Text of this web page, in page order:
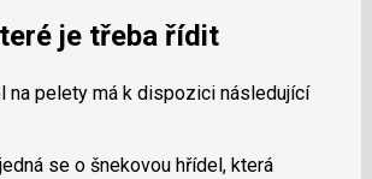
je třeba řídit
na pelety má k dispozici následující
se o šnekovou hřídel, která